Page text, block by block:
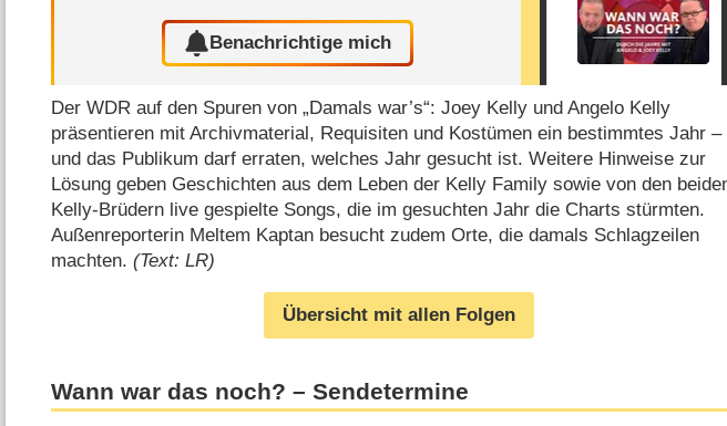
Benachrichtige mich
Der WDR auf den Spuren von „Damals war’s“: Joey Kelly und Angelo Kelly
präsentieren mit Archivmaterial, Requisiten und Kostümen ein bestimmtes Jahr –
und das Publikum darf erraten, welches Jahr gesucht ist. Weitere Hinweise zur
Lösung geben Geschichten aus dem Leben der Kelly Family sowie von den
Kelly-Brüdern live gespielte Songs, die im gesuchten Jahr die Charts stürmten.
Außenreporterin Meltem Kaptan besucht zudem Orte, die damals Schlagzeilen
machten.(Text: LR)
Übersicht mit allen Folgen
Wann war das noch? – Sendetermine